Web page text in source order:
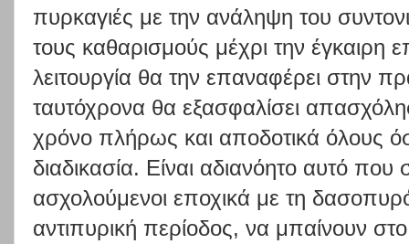
πυρκαγιές με την ανάληψη του
τους καθαρισμούς μέχρι την
λειτουργία θα την επαναφέρει στην
ταυτόχρονα θα εξασφαλίσει
χρόνο πλήρως και αποδοτικά όλους
διαδικασία. Είναι αδιανόητο αυτό που
ασχολούμενοι εποχικά με τη
αντιπυρική περίοδος, να μπαίνουν